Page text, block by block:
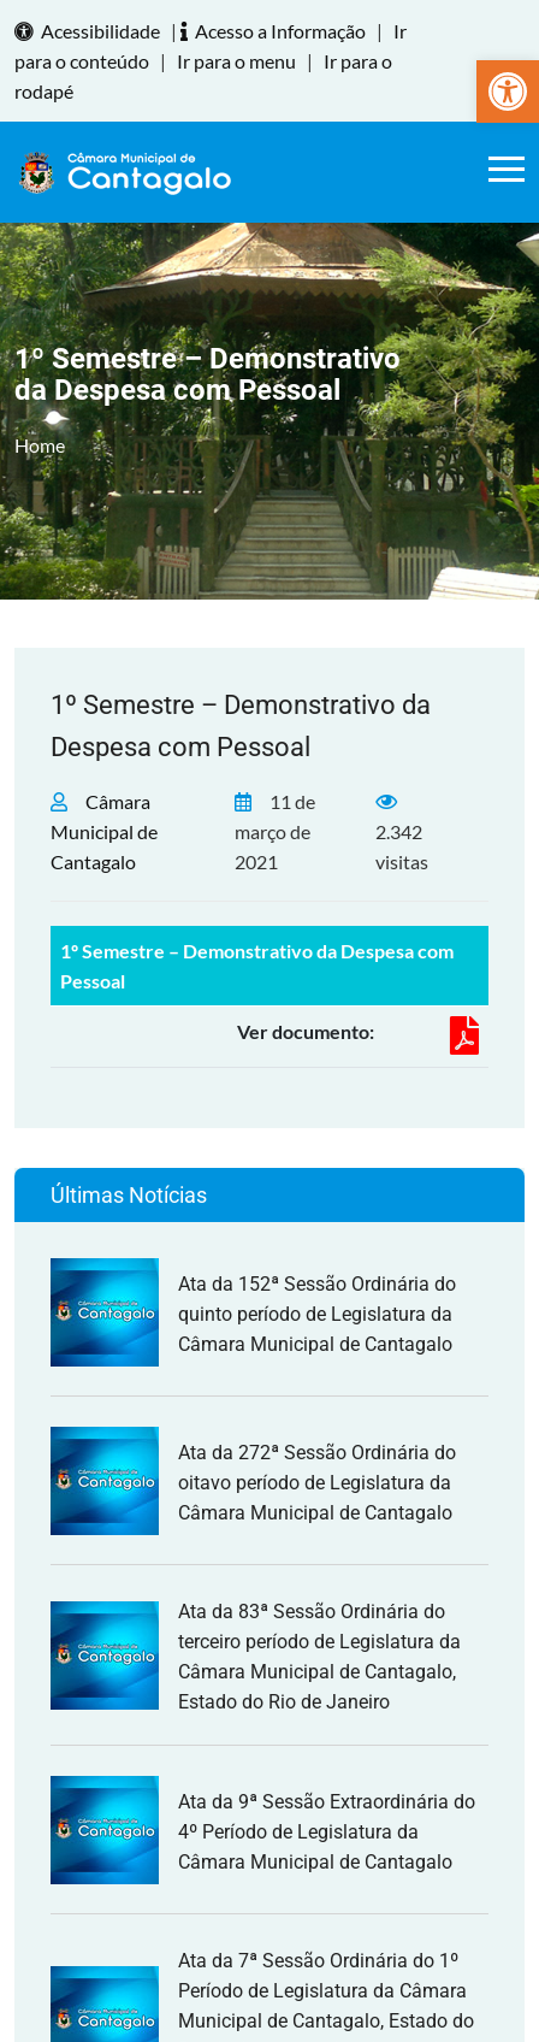
Abrir
Acessibilidade | Acesso a Informação |
Ir
para o conteúdo | Ir para o menu |
Ir para o
rodapé
1º Semestre – Demonstrativo
da Despesa com Pessoal
Home
1º Semestre – Demonstrativo da
Despesa com Pessoal
Câmara
Municipal de
Cantagalo
11 de
março de
2021
2.342
visitas
1º Semestre – Demonstrativo da Despesa com
Pessoal
Ver documento:
Últimas Notícias
Ata da 152ª Sessão Ordinária do
quinto período de Legislatura da
Câmara Municipal de Cantagalo
Ata da 272ª Sessão Ordinária do
oitavo período de Legislatura da
Câmara Municipal de Cantagalo
Ata da 83ª Sessão Ordinária do
terceiro período de Legislatura da
Câmara Municipal de Cantagalo,
Estado do Rio de Janeiro
Ata da 9ª Sessão Extraordinária do
4º Período de Legislatura da
Câmara Municipal de Cantagalo
Ata da 7ª Sessão Ordinária do 1º
Período de Legislatura da Câmara
Municipal de Cantagalo, Estado do